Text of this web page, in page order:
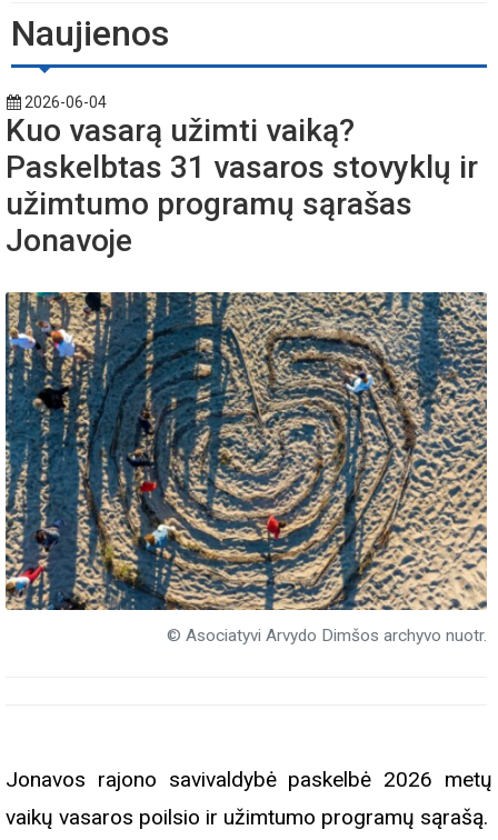
Naujienos
2026-06-04
Kuo vasarą užimti vaiką?
Paskelbtas 31 vasaros stovyklų ir
užimtumo programų sąrašas
Jonavoje
© Asociatyvi Arvydo Dimšos archyvo nuotr.
Jonavos rajono savivaldybė paskelbė 2026 metų
vaikų vasaros poilsio ir užimtumo programų sąrašą.